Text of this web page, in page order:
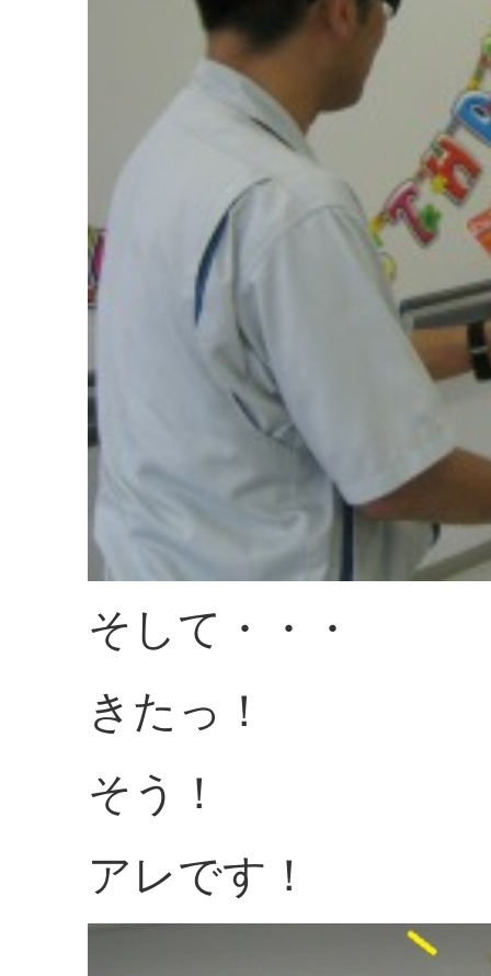
そして・・・
きたっ！
そう！
アレです！